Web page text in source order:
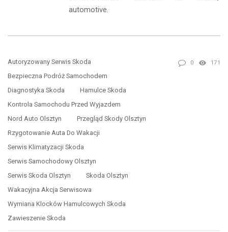
automotive.
Autoryzowany Serwis Skoda
Bezpieczna Podróż Samochodem
Diagnostyka Skoda
Hamulce Skoda
Kontrola Samochodu Przed Wyjazdem
Nord Auto Olsztyn
Przegląd Skody Olsztyn
Rzygotowanie Auta Do Wakacji
Serwis Klimatyzacji Skoda
Serwis Samochodowy Olsztyn
Serwis Skoda Olsztyn
Skoda Olsztyn
Wakacyjna Akcja Serwisowa
Wymiana Klocków Hamulcowych Skoda
Zawieszenie Skoda
0 171